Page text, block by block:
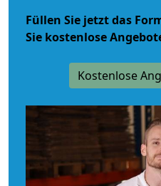
Füllen Sie jetzt das
Sie kostenlose
Kostenlose